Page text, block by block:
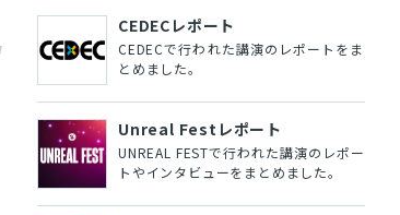
CEDECレポート
CEDECで行われた講演のレポートをま
とめました。
Unreal Festレポート
UNREAL FESTで行われた講演のレポー
トやインタビューをまとめました。